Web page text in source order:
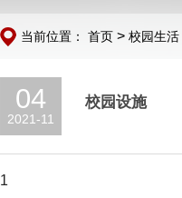
当前位置： 首页 >校园生活
04
2021-11
校园设施
1